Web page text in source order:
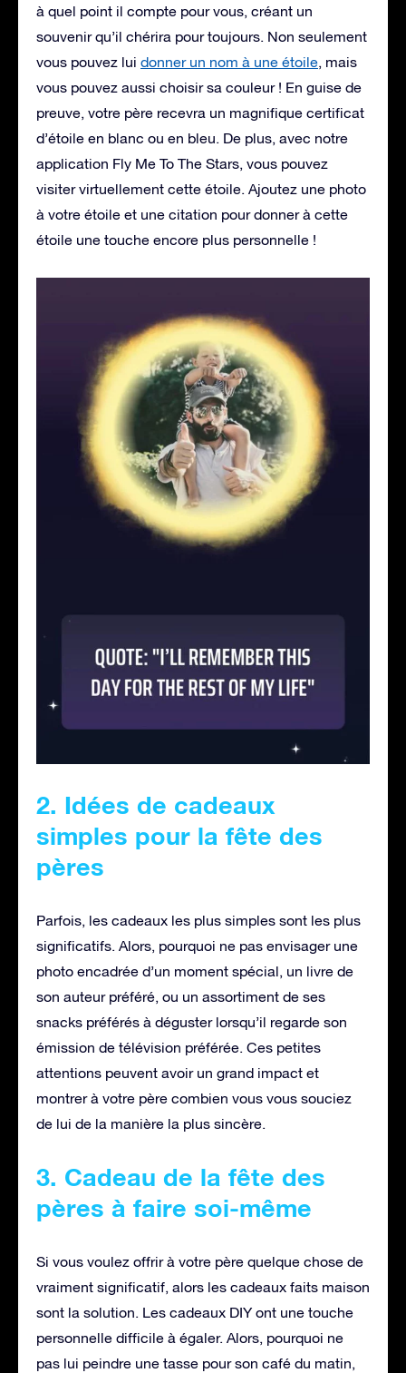
à quel point il compte pour vous, créant un
souvenir qu’il chérira pour toujours. Non seulement
vous pouvez lui donner un nom à une étoile, mais
vous pouvez aussi choisir sa couleur ! En guise de
preuve, votre père recevra un magnifique certificat
d’étoile en blanc ou en bleu. De plus, avec notre
application Fly Me To The Stars, vous pouvez
visiter virtuellement cette étoile. Ajoutez une photo
à votre étoile et une citation pour donner à cette
étoile une touche encore plus personnelle !
2. Idées de cadeaux
simples pour la fête des
pères
Parfois, les cadeaux les plus simples sont les plus
significatifs. Alors, pourquoi ne pas envisager une
photo encadrée d’un moment spécial, un livre de
son auteur préféré, ou un assortiment de ses
snacks préférés à déguster lorsqu’il regarde son
émission de télévision préférée. Ces petites
attentions peuvent avoir un grand impact et
montrer à votre père combien vous vous souciez
de lui de la manière la plus sincère.
3. Cadeau de la fête des
pères à faire soi-même
Si vous voulez offrir à votre père quelque chose de
vraiment significatif, alors les cadeaux faits maison
sont la solution. Les cadeaux DIY ont une touche
personnelle difficile à égaler. Alors, pourquoi ne
pas lui peindre une tasse pour son café du matin,